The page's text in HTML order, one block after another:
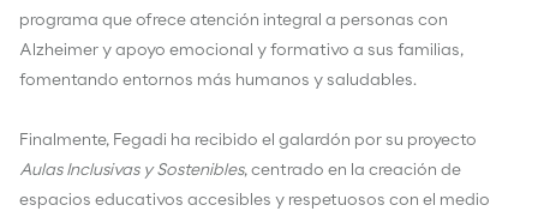
programa que ofrece atención integral a personas con
Alzheimer y apoyo emocional y formativo a sus familias,
fomentando entornos más humanos y saludables.
Finalmente, Fegadi ha recibido el galardón por su proyecto
Aulas Inclusivas y Sostenibles, centrado en la creación de
espacios educativos accesibles y respetuosos con el medio